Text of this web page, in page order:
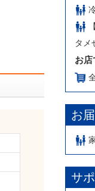
タメ
お店
お
サ